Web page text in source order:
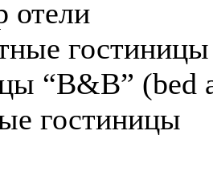
отели
гостиницы
“B&B” (bed
гостиницы